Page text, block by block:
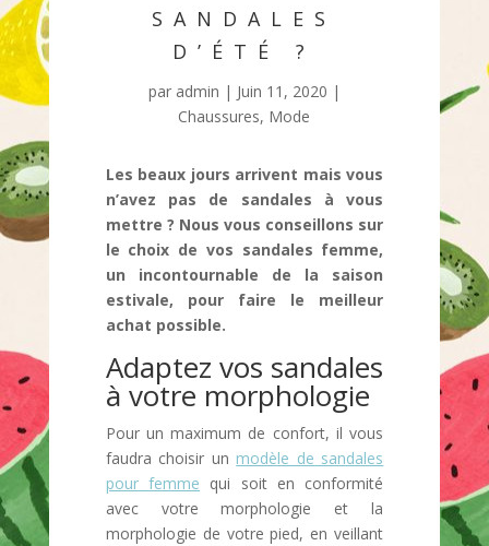
SANDALES
D’ÉTÉ ?
par admin | Juin 11, 2020 |
Chaussures, Mode
Les beaux jours arrivent mais vous
n’avez pas de sandales à vous
mettre ? Nous vous conseillons sur
le choix de vos sandales femme,
un incontournable de la saison
estivale, pour faire le meilleur
achat possible.
Adaptez vos sandales
à votre morphologie
Pour un maximum de confort, il vous
faudra choisir un modèle de sandales
pour femme qui soit en conformité
avec votre morphologie et la
morphologie de votre pied, en veillant